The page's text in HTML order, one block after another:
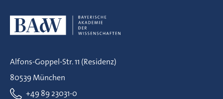
Alfons-Goppel-Str. 11 (Residenz)
80539 München
+49 89 23031-0